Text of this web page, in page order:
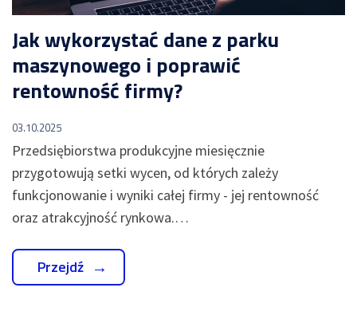
Jak wykorzystać dane z parku
maszynowego i poprawić
rentowność firmy?
03.10.2025
Przedsiębiorstwa produkcyjne miesięcznie
przygotowują setki wycen, od których zależy
funkcjonowanie i wyniki całej firmy - jej rentowność
oraz atrakcyjność rynkowa.…
Przejdź